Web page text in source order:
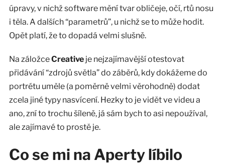
úpravy, v nichž software mění tvar obličeje, očí, rtů nosu
i těla. A dalších “parametrů”, u nichž se to může hodit.
Opět platí, že to dopadá velmi slušně.
Na záložceCreativeje nejzajímavější otestovat
přidávání “zdrojů světla” do záběrů, kdy dokážeme do
portrétu uměle (a poměrně velmi věrohodně) dodat
zcela jiné typy nasvícení. Hezky to je vidět ve videu a
ano, zní to trochu šíleně, já sám bych to asi nepoužíval,
ale zajímavé to prostě je.
Co se mi na Aperty líbilo